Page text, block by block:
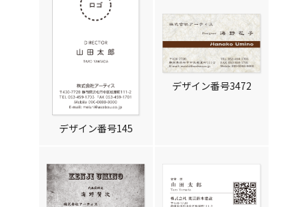
デザイン番号145
デザイン番号3472